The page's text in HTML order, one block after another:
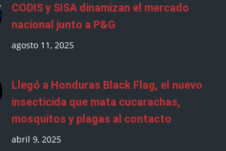
CODIS y SISA dinamizan el mercado
nacional junto a P&G
agosto 11, 2025
Llegó a Honduras Black Flag, el nuevo
insecticida que mata cucarachas,
mosquitos y plagas al contacto
abril 9, 2025